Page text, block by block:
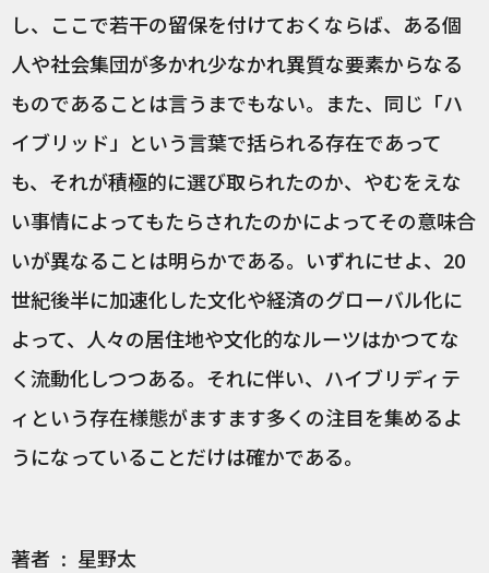
し、ここで若干の留保を付けておくならば、ある個
人や社会集団が多かれ少なかれ異質な要素からなる
ものであることは言うまでもない。また、同じ「ハ
イブリッド」という言葉で括られる存在であって
も、それが積極的に選び取られたのか、やむをえな
い事情によってもたらされたのかによってその意味合
いが異なることは明らかである。いずれにせよ、20
世紀後半に加速化した文化や経済のグローバル化に
よって、人々の居住地や文化的なルーツはかつてな
く流動化しつつある。それに伴い、ハイブリディテ
ィという存在様態がますます多くの注目を集めるよ
うになっていることだけは確かである。
著者 星野太